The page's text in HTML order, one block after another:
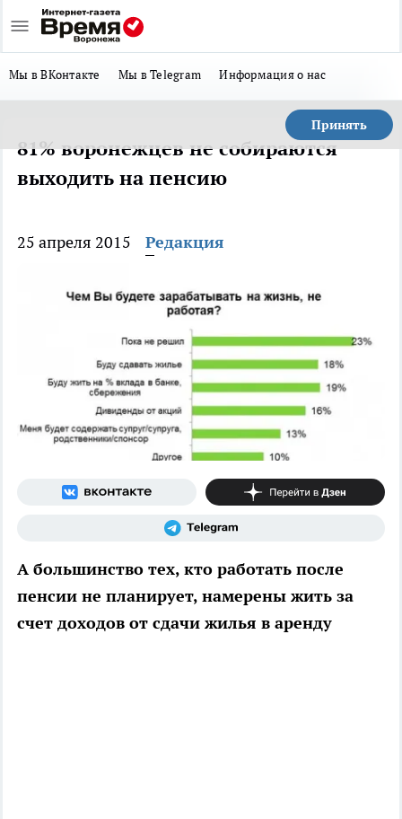
Мы в ВКонтакте Мы в Telegram Информация о нас
Принять
81% воронежцев не собираются
выходить на пенсию
25 апреля 2015 Редакция
А большинство тех, кто работать после
пенсии не планирует, намерены жить за
счет доходов от сдачи жилья в аренду